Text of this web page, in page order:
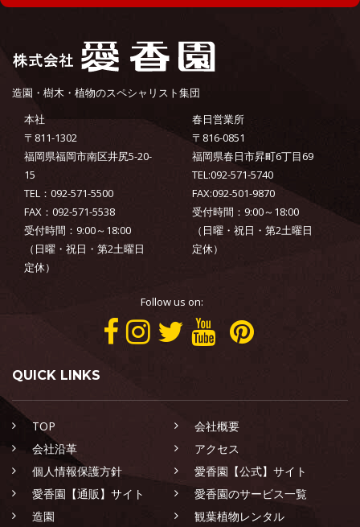
造園・樹木・植物のスペシャリスト集団
本社
〒811-1302
福岡県福岡市南区井尻5-20-
15
TEL：092-571-5500
FAX：092-571-5538
受付時間：9:00～18:00
（日曜・祝日・第2土曜日
定休）
春日営業所
〒816-0851
福岡県春日市昇町6丁目69
TEL:092-571-5740
FAX:092-501-9870
受付時間：9:00～18:00
（日曜・祝日・第2土曜日
定休）
Follow us on:
QUICK LINKS
TOP
会社概要
会社沿革
アクセス
個人情報保護方針
愛香園【公式】サイト
愛香園【通販】サイト
愛香園のサービス一覧
造園
観葉植物レンタル